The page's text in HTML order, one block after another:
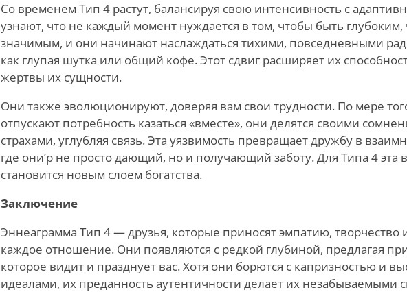
Со временем Тип 4 растут, балансируя свою интенсивность с
узнают, что не каждый момент нуждается в том, чтобы быть
значимым, и они начинают наслаждаться тихими, повседневными
как глупая шутка или общий кофе. Этот сдвиг расширяет их
жертвы их сущности.
Они также эволюционируют, доверяя вам свои трудности. По мере
отпускают потребность казаться «вместе», они делятся своими
страхами, углубляя связь. Эта уязвимость превращает дружбу в
где они’р не просто дающий, но и получающий заботу. Для Типа 4 эта
становится новым слоем богатства.
Заключение
Эннеаграмма Тип 4 — друзья, которые приносят эмпатию, творчество
каждое отношение. Они появляются с редкой глубиной, предлагая
которое видит и празднует вас. Хотя они борются с капризностью и
идеалами, их преданность аутентичности делает их незабываемыми